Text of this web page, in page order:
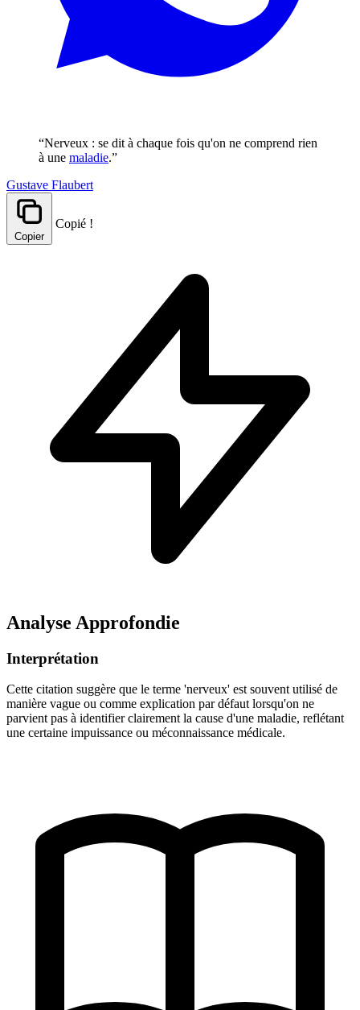
“Nerveux : se dit à chaque fois qu'on ne comprend rien
à une maladie.”
Gustave Flaubert
Copier
Copié !
Analyse Approfondie
Interprétation
Cette citation suggère que le terme 'nerveux' est souvent utilisé de
manière vague ou comme explication par défaut lorsqu'on ne
parvient pas à identifier clairement la cause d'une maladie, reflétant
une certaine impuissance ou méconnaissance médicale.